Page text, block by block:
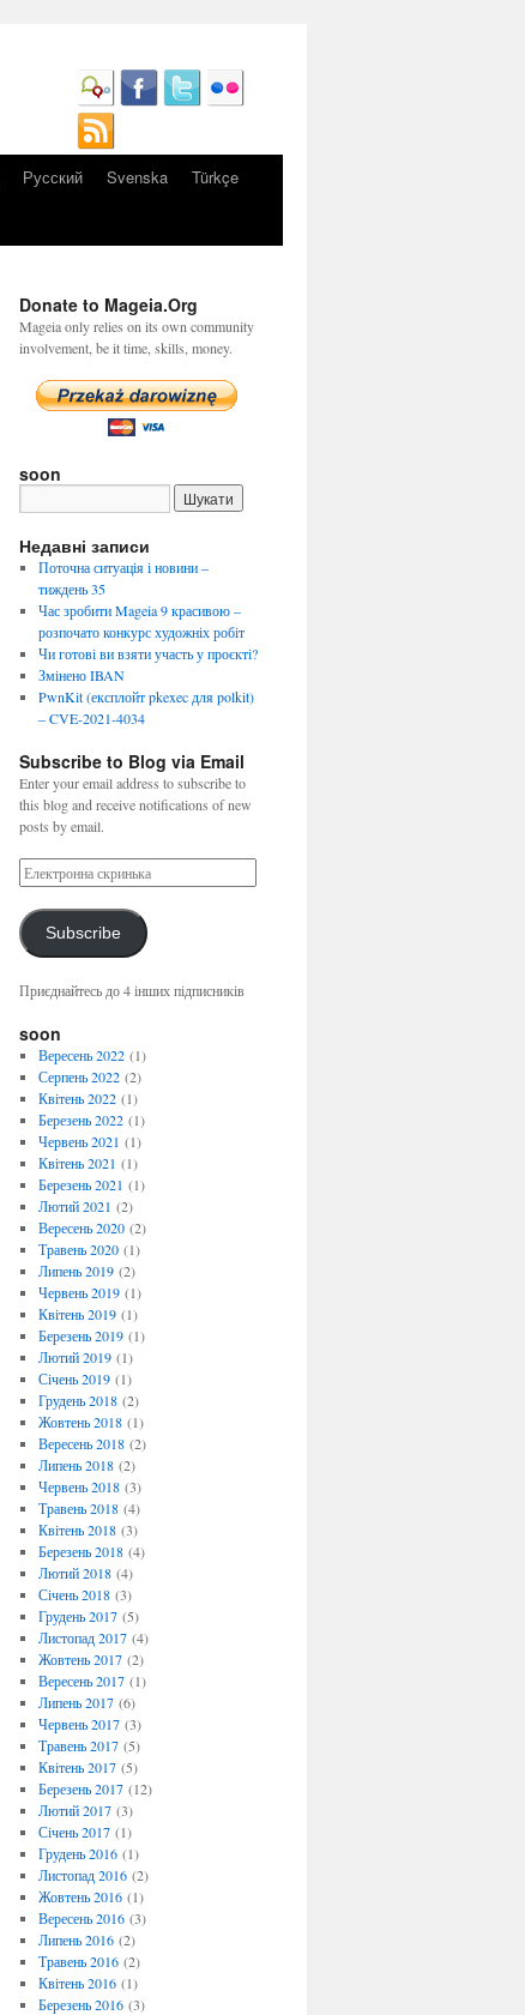
Русский Svenska
Türkçe
Donate to Mageia.Org
Mageia only relies on its own community
involvement, be it time, skills, money.
soon
Недавні записи
Поточна ситуація і новини –
тиждень 35
Час зробити Mageia 9 красивою –
розпочато конкурс художніх робіт
Чи готові ви взяти участь у проєкті?
Змінено IBAN
PwnKit (експлойт pkexec для polkit)
– CVE-2021-4034
Subscribe to Blog via Email
Enter your email address to subscribe to
this blog and receive notifications of new
posts by email.
Subscribe
Приєднайтесь до 4 інших підписників
soon
Вересень 2022(1)
Серпень 2022(2)
Квітень 2022(1)
Березень 2022(1)
Червень 2021 (1)
Квітень 2021 (1)
Березень 2021 (1)
Лютий 2021 (2)
Вересень 2020(2)
Травень 2020(1)
Липень 2019(2)
Червень 2019(1)
Квітень 2019(1)
Березень 2019(1)
Лютий 2019(1)
Січень 2019(1)
Грудень 2018(2)
Жовтень 2018(1)
Вересень 2018(2)
Липень 2018(2)
Червень 2018(3)
Травень 2018(4)
Квітень 2018(3)
Березень 2018(4)
Лютий 2018(4)
Січень 2018(3)
Грудень 2017(5)
Листопад 2017(4)
Жовтень 2017(2)
Вересень 2017(1)
Липень 2017(6)
Червень 2017(3)
Травень 2017(5)
Квітень 2017(5)
Березень 2017(12)
Лютий 2017(3)
Січень 2017(1)
Грудень 2016(1)
Листопад 2016(2)
Жовтень 2016(1)
Вересень 2016(3)
Липень 2016(2)
Травень 2016(2)
Квітень 2016(1)
Березень 2016(3)